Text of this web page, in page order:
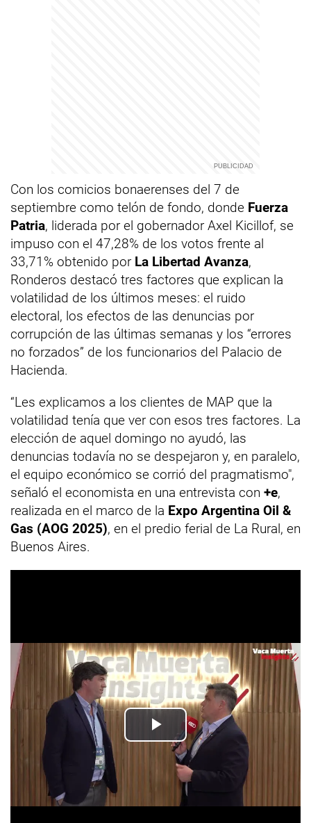
Con los comicios bonaerenses del 7 de
septiembre como telón de fondo, donde Fuerza
Patria, liderada por el gobernador Axel Kicillof, se
impuso con el 47,28% de los votos frente al
33,71% obtenido por La Libertad Avanza,
Ronderos destacó tres factores que explican la
volatilidad de los últimos meses: el ruido
electoral, los efectos de las denuncias por
corrupción de las últimas semanas y los “errores
no forzados” de los funcionarios del Palacio de
Hacienda.
“Les explicamos a los clientes de MAP que la
volatilidad tenía que ver con esos tres factores. La
elección de aquel domingo no ayudó, las
denuncias todavía no se despejaron y, en paralelo,
el equipo económico se corrió del pragmatismo",
señaló el economista en una entrevista con +e,
realizada en el marco de la Expo Argentina Oil &
Gas (AOG 2025), en el predio ferial de La Rural, en
Buenos Aires.